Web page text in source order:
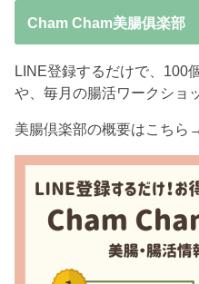
Cham Cham美腸俱楽部
LINE登録するだけで、100
や、毎月の腸活ワークショ
美腸倶楽部の概要はこちら